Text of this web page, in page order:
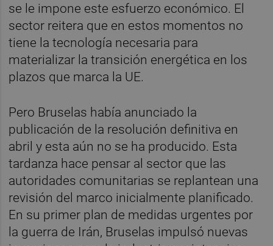
se le impone este esfuerzo económico. El
sector reitera que en estos momentos no
tiene la tecnología necesaria para
materializar la transición energética en los
plazos que marca la UE.
Pero Bruselas había anunciado la
publicación de la resolución definitiva en
abril y esta aún no se ha producido. Esta
tardanza hace pensar al sector que las
autoridades comunitarias se replantean una
revisión del marco inicialmente planificado.
En su primer plan de medidas urgentes por
la guerra de Irán, Bruselas impulsó nuevas